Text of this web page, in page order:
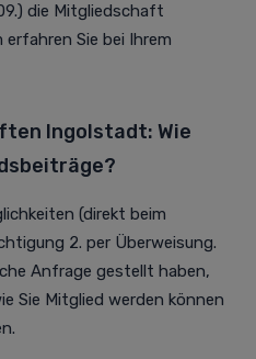
die Mitgliedschaft
Sie bei Ihrem
Ingolstadt: Wie
(direkt beim
2. per Überweisung.
Anfrage gestellt haben,
Sie Mitglied werden können